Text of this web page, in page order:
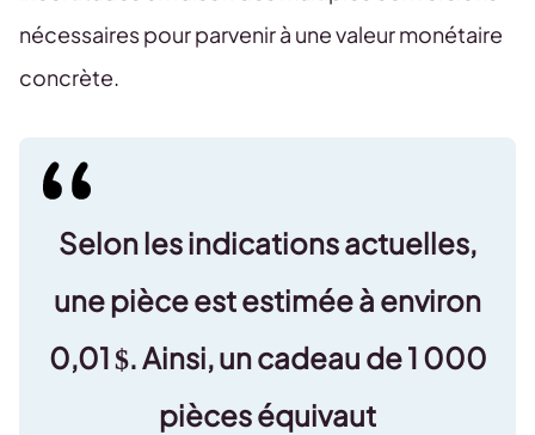
nécessaires pour parvenir à une valeur monétaire
concrète.
Selon les indications actuelles,
une pièce est estimée à environ
0,01 $. Ainsi, un cadeau de 1 000
pièces équivaut